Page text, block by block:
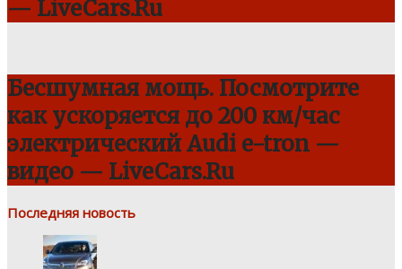
— LiveCars.Ru
Бесшумная мощь. Посмотрите
как ускоряется до 200 км/час
электрический Audi e-tron —
видео — LiveCars.Ru
Последняя новость